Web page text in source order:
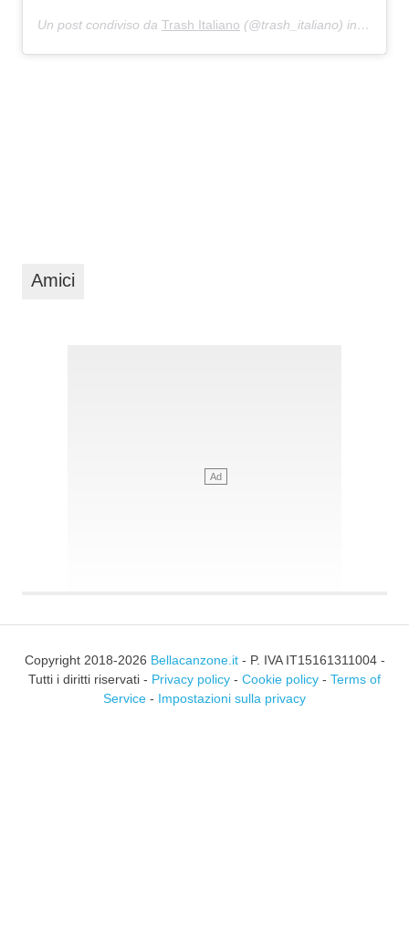
Un post condiviso da Trash Italiano (@trash_italiano) in data:
Amici
Copyright 2018-2026 Bellacanzone.it- P. IVA IT15161311004 -
Tutti i diritti riservati - Privacy policy - Cookie policy - Terms of
Service - Impostazioni sulla privacy